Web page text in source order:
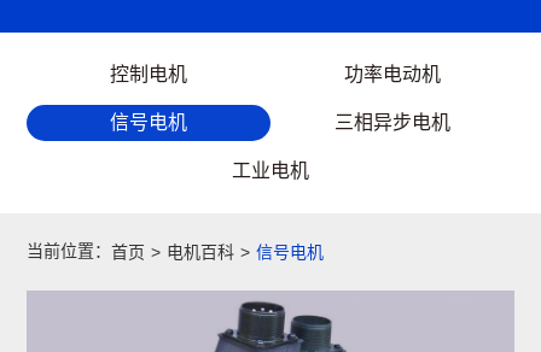
控制电机 功率电动机
信号电机 三相异步电机
工业电机
当前位置：首页 > 电机百科 > 信号电机